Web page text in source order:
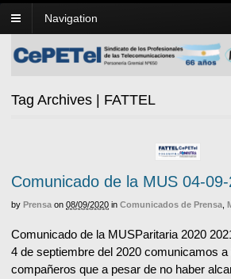
Navigation
Tag Archives | FATTEL
Comunicado de la MUS 04-
by Prensa on 08/09/2020 in Comunicados de Prensa
Comunicado de la MUSParitaria 2020
4 de septiembre del 2020 comunicamos
compañeros que a pesar de no haber